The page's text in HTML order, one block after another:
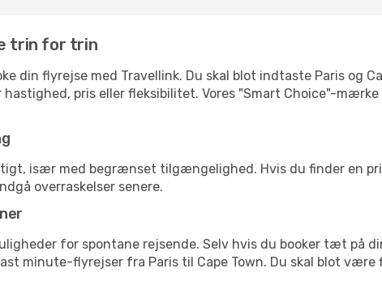
trin for trin
din flyrejse med Travellink. Du skal blot indtaste Paris og
pris eller fleksibilitet. Vores "Smart Choice"-
især med begrænset tilgængelighed. Hvis du finder en
overraskelser senere.
for spontane rejsende. Selv hvis du booker tæt på
minute-flyrejser fra Paris til Cape Town. Du skal blot